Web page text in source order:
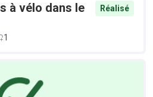
à vélo dans le
Réalisé
1